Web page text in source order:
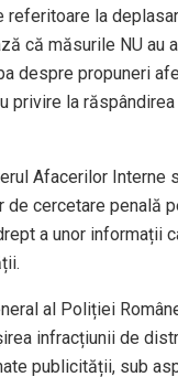
la
că măsurile NU au
despre propuneri
privire la
Afacerilor Interne
cercetare penală
a unor informații
al Poliției
infracțiunii de
publicității, sub